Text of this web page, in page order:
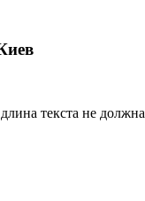
текста не